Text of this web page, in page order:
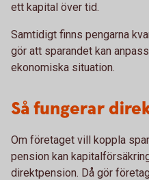
ett kapital över tid.
Samtidigt finns pengarna
gör att sparandet kan
ekonomiska situation.
Så fungerar
Om företaget vill koppla
pension kan
direktpension. Då gör